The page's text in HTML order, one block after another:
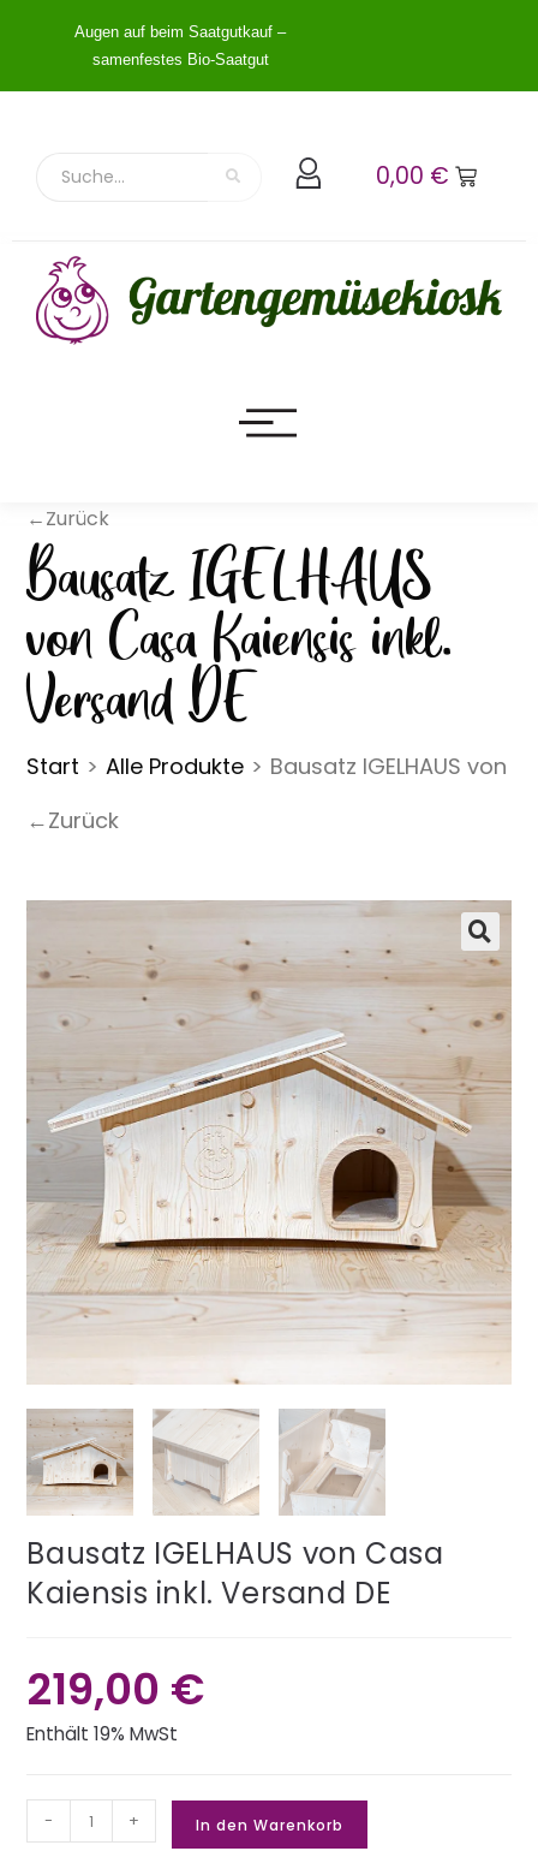
Augen auf beim Saatgutkauf –
samenfestes Bio-Saatgut
0,00 €
Bausatz IGELHAUS
von Casa Kaiensis inkl.
Versand DE
Start > Alle Produkte > Bausatz IGELHAUS von
←Zurück
🔍
Bausatz IGELHAUS von Casa
Kaiensis inkl. Versand DE
219,00 €
Enthält 19% MwSt
- + In den Warenkorb
←Zurück